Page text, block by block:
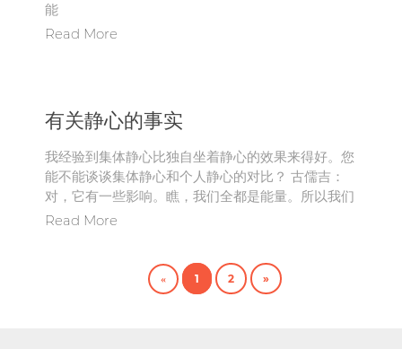
能
Read More
有关静心的事实
我经验到集体静心比独自坐着静心的效果来得好。您
能不能谈谈集体静心和个人静心的对比？ 古儒吉：
对，它有一些影响。瞧，我们全都是能量。所以我们
Read More
« 1 2 »